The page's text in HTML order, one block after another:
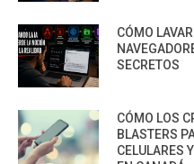
CÓMO
SECRETOS
CÓMO LOS
BLASTERS
CELULARES